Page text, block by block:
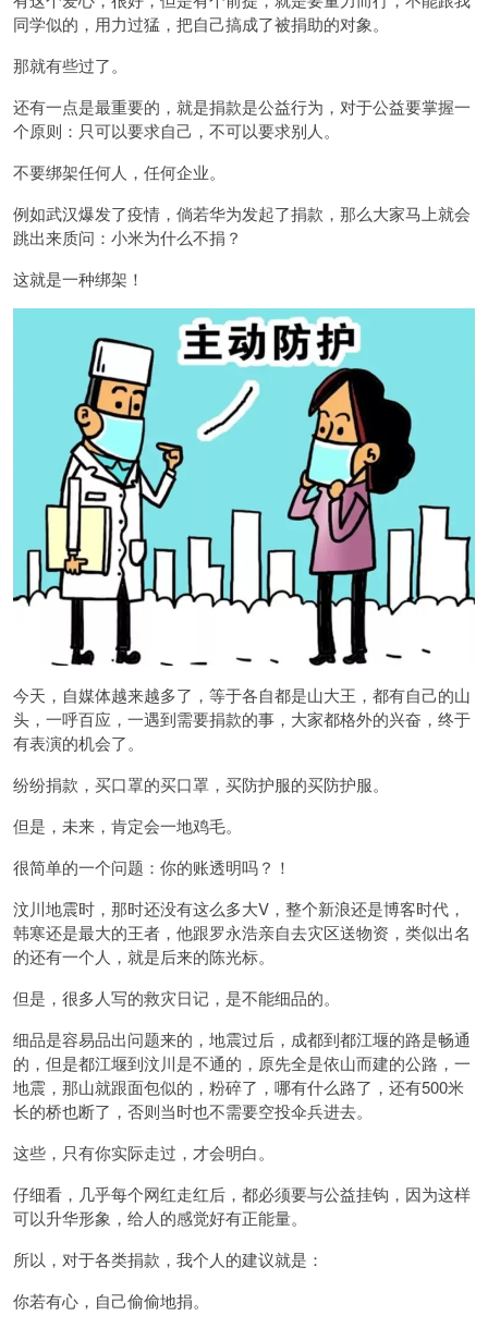
同学似的，用力过猛，把自己搞成了被捐助的对象。
那就有些过了。
还有一点是最重要的，就是捐款是公益行为，对于公益要掌握一
个原则：只可以要求自己，不可以要求别人。
不要绑架任何人，任何企业。
例如武汉爆发了疫情，倘若华为发起了捐款，那么大家马上就会
跳出来质问：小米为什么不捐？
这就是一种绑架！
今天，自媒体越来越多了，等于各自都是山大王，都有自己的山
头，一呼百应，一遇到需要捐款的事，大家都格外的兴奋，终于
有表演的机会了。
纷纷捐款，买口罩的买口罩，买防护服的买防护服。
但是，未来，肯定会一地鸡毛。
很简单的一个问题：你的账透明吗？！
汶川地震时，那时还没有这么多大V，整个新浪还是博客时代，
韩寒还是最大的王者，他跟罗永浩亲自去灾区送物资，类似出名
的还有一个人，就是后来的陈光标。
但是，很多人写的救灾日记，是不能细品的。
细品是容易品出问题来的，地震过后，成都到都江堰的路是畅通
的，但是都江堰到汶川是不通的，原先全是依山而建的公路，一
地震，那山就跟面包似的，粉碎了，哪有什么路了，还有500米
长的桥也断了，否则当时也不需要空投伞兵进去。
这些，只有你实际走过，才会明白。
仔细看，几乎每个网红走红后，都必须要与公益挂钩，因为这样
可以升华形象，给人的感觉好有正能量。
所以，对于各类捐款，我个人的建议就是：
你若有心，自己偷偷地捐。